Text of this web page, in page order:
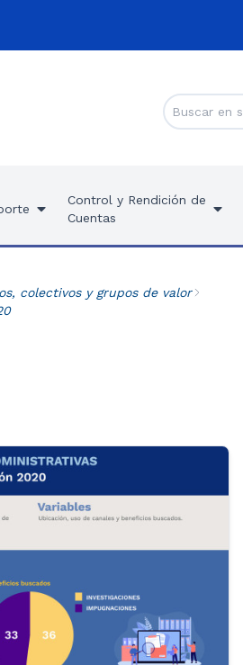
Control y Rendición de
Cuentas
colectivos y grupos de valor